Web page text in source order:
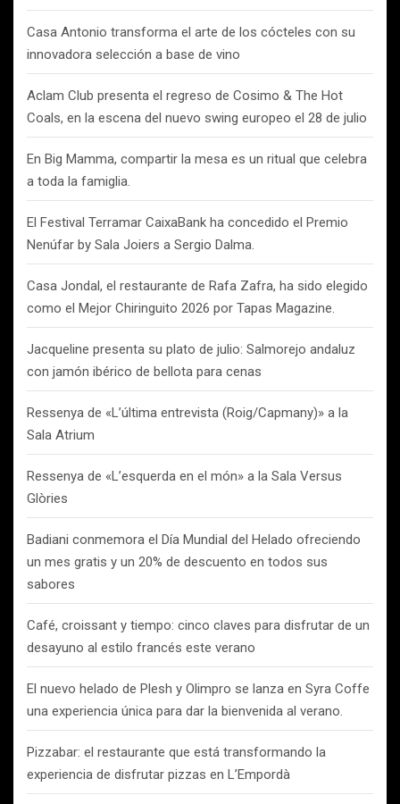
Casa Antonio transforma el arte de los cócteles con su
innovadora selección a base de vino
Aclam Club presenta el regreso de Cosimo & The Hot
Coals, en la escena del nuevo swing europeo el 28 de julio
En Big Mamma, compartir la mesa es un ritual que celebra
a toda la famiglia.
El Festival Terramar CaixaBank ha concedido el Premio
Nenúfar by Sala Joiers a Sergio Dalma.
Casa Jondal, el restaurante de Rafa Zafra, ha sido elegido
como el Mejor Chiringuito 2026 por Tapas Magazine.
Jacqueline presenta su plato de julio: Salmorejo andaluz
con jamón ibérico de bellota para cenas
Ressenya de «L’última entrevista (Roig/Capmany)» a la
Sala Atrium
Ressenya de «L’esquerda en el món» a la Sala Versus
Glòries
Badiani conmemora el Día Mundial del Helado ofreciendo
un mes gratis y un 20% de descuento en todos sus
sabores
Café, croissant y tiempo: cinco claves para disfrutar de un
desayuno al estilo francés este verano
El nuevo helado de Plesh y Olimpro se lanza en Syra Coffe
una experiencia única para dar la bienvenida al verano.
Pizzabar: el restaurante que está transformando la
experiencia de disfrutar pizzas en L’Empordà